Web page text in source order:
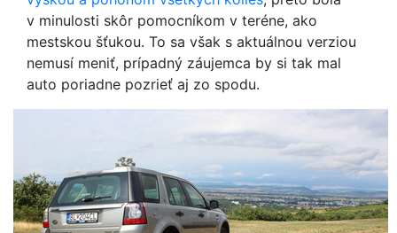
v minulosti skôr pomocníkom v teréne, ako
mestskou šťukou. To sa však s aktuálnou verziou
nemusí meniť, prípadný záujemca by si tak mal
auto poriadne pozrieť aj zo spodu.